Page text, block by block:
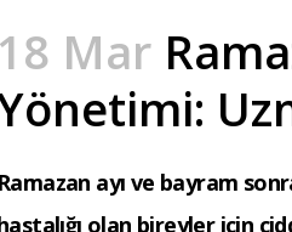
18 Mar
Ramazan ayı ve bayram
olan bireyler için